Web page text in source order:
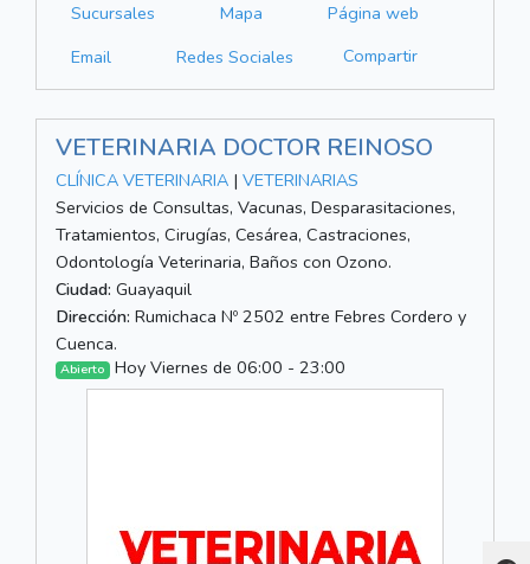
Sucursales Mapa
Página web
Email
Redes Sociales Compartir
VETERINARIA DOCTOR REINOSO
CLÍNICA VETERINARIA | VETERINARIAS
Servicios de Consultas, Vacunas, Desparasitaciones,
Tratamientos, Cirugías, Cesárea, Castraciones,
Odontología Veterinaria, Baños con Ozono.
Ciudad: Guayaquil
Dirección: Rumichaca Nº 2502 entre Febres Cordero y
Cuenca.
Abierto Hoy Viernes de 06:00 - 23:00